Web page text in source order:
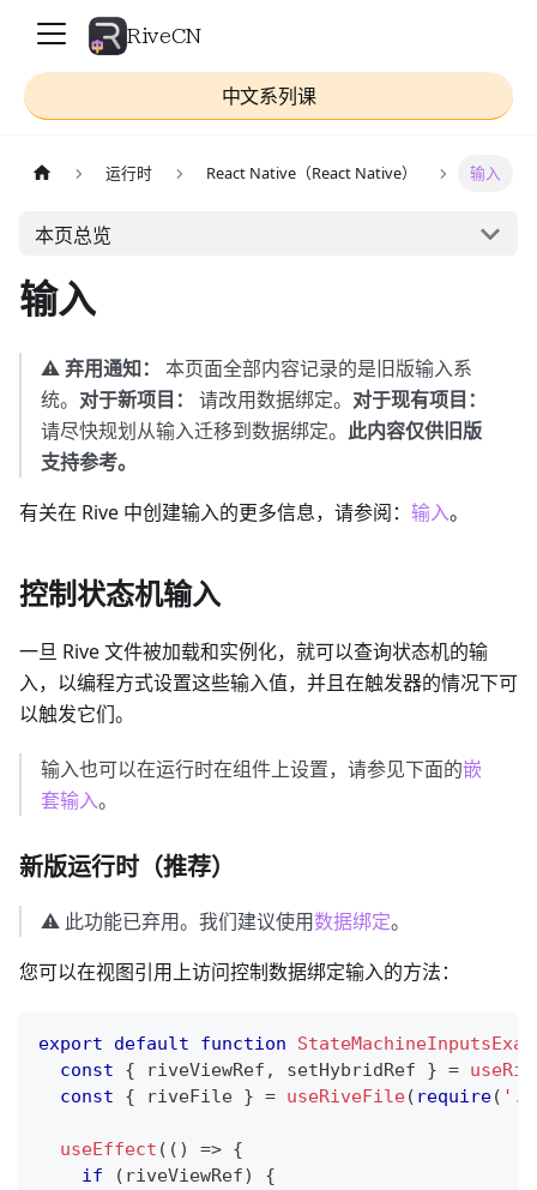
RiveCN
中文系列课
运行时 React Native（React Native） 输入
本页总览
输入
⚠️弃用通知：
本页面全部内容记录的是旧版输入系
统。 对于新项目： 请改用数据绑定。 对于现有项目：
请尽快规划从输入迁移到数据绑定。 此内容仅供旧版
支持参考。
有关在 Rive 中创建输入的更多信息，请参阅： 输入。
控制状态机输入
一旦 Rive 文件被加载和实例化，就可以查询状态机的输
入，以编程方式设置这些输入值，并且在触发器的情况下可
以触发它们。
输入也可以在运行时在组件上设置，请参见下面的嵌
套输入。
新版运行时（推荐）
⚠️ 此功能已弃用。我们建议使用数据绑定。
您可以在视图引用上访问控制数据绑定输入的方法：
export default function
const
{ riveViewRef , setHybridRef } =
const
{ riveFile } = useRiveFile( require(
useEffect ( ( ) => {
if
( riveViewRef)
{